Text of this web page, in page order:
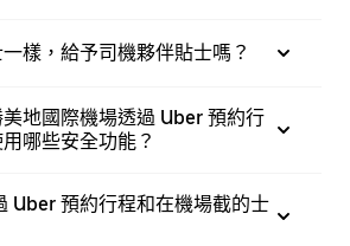
樣，給予司機夥伴貼士嗎？
地國際機場透過 Uber 預約行
哪些安全功能？
Uber 預約行程和在機場截的士